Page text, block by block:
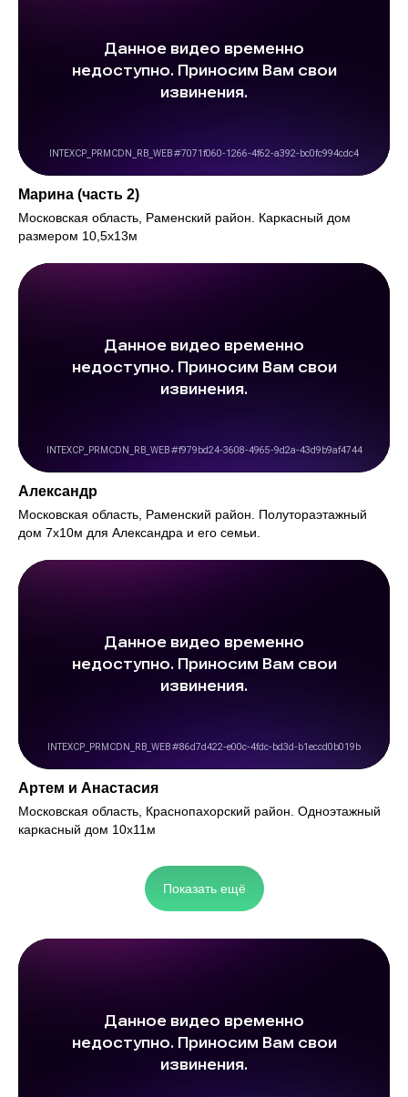
Марина (часть 2)
Московская область, Раменский район. Каркасный дом
размером 10,5х13м
Александр
Московская область, Раменский район. Полутораэтажный
дом 7х10м для Александра и его семьи.
Артем и Анастасия
Московская область, Краснопахорский район. Одноэтажный
каркасный дом 10х11м
Показать ещё